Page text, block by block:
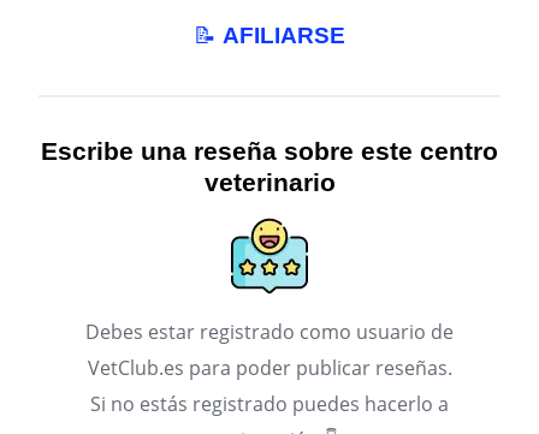
📝 AFILIARSE
Escribe una reseña sobre este centro
veterinario
Debes estar registrado como usuario de
VetClub.es para poder publicar reseñas.
Si no estás registrado puedes hacerlo a